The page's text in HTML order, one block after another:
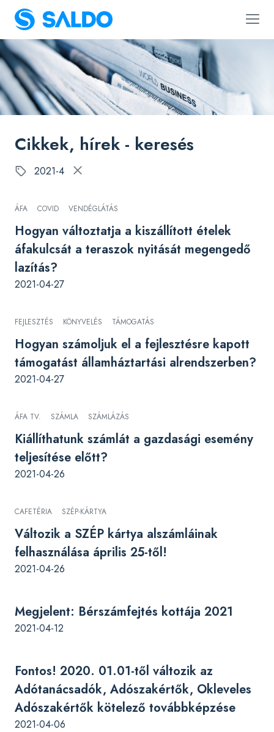
Cikkek, hírek - keresés
2021-4
ÁFA COVID VENDÉGLÁTÁS
Hogyan változtatja a kiszállított ételek
áfakulcsát a teraszok nyitását megengedő
lazítás?
2021-04-27
FEJLESZTÉS KÖNYVELÉS TÁMOGATÁS
Hogyan számoljuk el a fejlesztésre kapott
támogatást államháztartási alrendszerben?
2021-04-27
ÁFA TV. SZÁMLA SZÁMLÁZÁS
Kiállíthatunk számlát a gazdasági esemény
teljesítése előtt?
2021-04-26
CAFETÉRIA SZÉP-KÁRTYA
Változik a SZÉP kártya alszámláinak
felhasználása április 25-től!
2021-04-26
Megjelent: Bérszámfejtés kottája 2021
2021-04-12
Fontos! 2020. 01.01-től változik az
Adótanácsadók, Adószakértők, Okleveles
Adószakértők kötelező továbbképzése
2021-04-06